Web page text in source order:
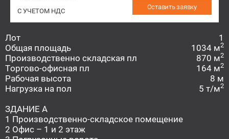
С УЧЕТОМ НДС
Оставить заявку
Лот
1
Общая площадь
1034 м2
Производственно складская пл 870 м2
Торгово-офисная пл 164 м2
Рабочая высота
8 м
Нагрузка на пол
5 т/м2
ЗДАНИЕ A
1 Производственно-складское помещение
2 Офис – 1 и 2 этаж